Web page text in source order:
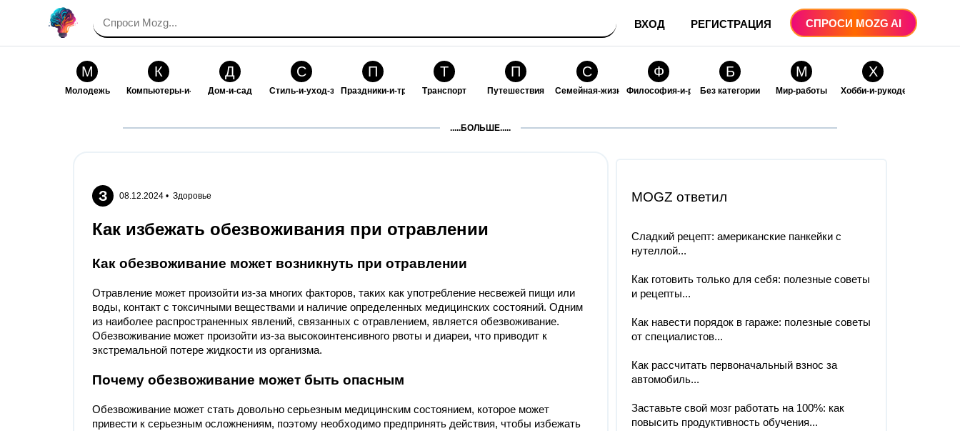
ВХОД РЕГИСТРАЦИЯ СПРОСИ MOZG AI
М
Молодежь
К
Компьютеры-и-электроника
Д
Дом-и-сад
С
Стиль-и-уход-за-собой
П
Праздники-и-традиции
Т
Транспорт
П
Путешествия
С
Семейная-жизнь
Ф
Философия-и-религия
Б
Без категории
М
Мир-работы
Х
Хобби-и-рукоделие
.....БОЛЬШЕ.....
З 08.12.2024 • Здоровье
Как избежать обезвоживания при отравлении
Как обезвоживание может возникнуть при отравлении
Отравление может произойти из-за многих факторов, таких как употребление несвежей пищи или
воды, контакт с токсичными веществами и наличие определенных медицинских состояний. Одним
из наиболее распространенных явлений, связанных с отравлением, является обезвоживание.
Обезвоживание может произойти из-за высокоинтенсивного рвоты и диареи, что приводит к
экстремальной потере жидкости из организма.
Почему обезвоживание может быть опасным
Обезвоживание может стать довольно серьезным медицинским состоянием, которое может
привести к серьезным осложнениям, поэтому необходимо предпринять действия, чтобы избежать
MOGZ ответил
Сладкий рецепт: американские панкейки с
нутеллой...
Как готовить только для себя: полезные советы
и рецепты...
Как навести порядок в гараже: полезные советы
от специалистов...
Как рассчитать первоначальный взнос за
автомобиль...
Заставьте свой мозг работать на 100%: как
повысить продуктивность обучения...